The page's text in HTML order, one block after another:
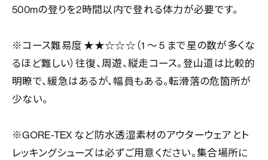
500mの登りを2時間以内で登れる体力が必要です。
※コース難易度 ★★☆☆☆（1 ～ 5 まで星の数が多くな
るほど難しい）往復、周遊、縦走コース。登山道は比較的
明瞭で、緩急はあるが、幅員もある。転滑落の危箇所が
少ない。
※GORE-TEX など防水透湿素材のアウターウェアとト
レッキングシューズは必ずご用意ください。集合場所に